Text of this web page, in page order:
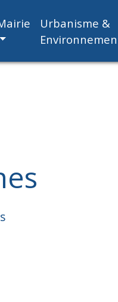
Urbanisme &